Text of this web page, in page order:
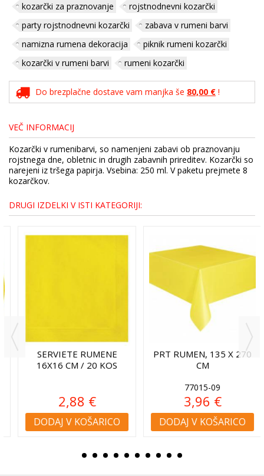
kozarčki za praznovanje
rojstnodnevni kozarčki
party rojstnodnevni kozarčki
zabava v rumeni barvi
namizna rumena dekoracija
piknik rumeni kozarčki
kozarčki v rumeni barvi
rumeni kozarčki
Do brezplačne dostave vam manjka še 80,00 € !
VEČ INFORMACIJ
Kozarčki v rumenibarvi, so namenjeni zabavi ob praznovanju
rojstnega dne, obletnic in drugih zabavnih prireditev. Kozarčki so
narejeni iz tršega papirja. Vsebina: 250 ml. V paketu prejmete 8
kozarčkov.
DRUGI IZDELKI V ISTI KATEGORIJI:
SERVIETE RUMENE
16X16 CM / 20 KOS
2,88 €
DODAJ V KOŠARICO
PRT RUMEN, 135 X 270
CM
77015-09
3,96 €
DODAJ V KOŠARICO